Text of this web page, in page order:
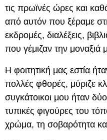
τις πρωϊνές ώρες και
από αυτόν που ξέραμε
εκδρομές, διαλέξεις,
που γέμιζαν την μοναξιά
Η φοιτητική μας εστία
πολλές φθορές, μύριζε
συγκάτοικοι μου ήταν
τυπικές φιγούρες του
χρώμα, τη σοβαρότητα